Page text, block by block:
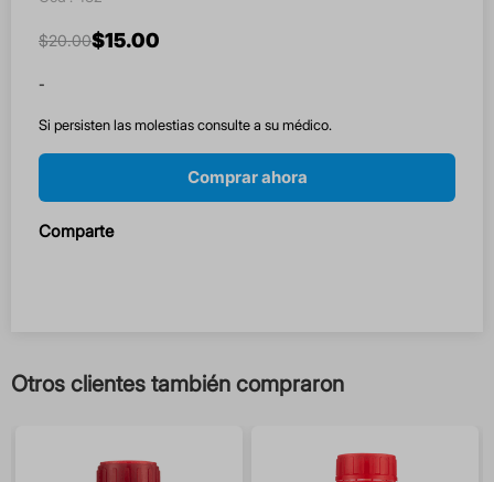
$20.00$15.00
-
Si persisten las molestias consulte a su médico.
Comprar ahora
Comparte
Otros clientes también compraron